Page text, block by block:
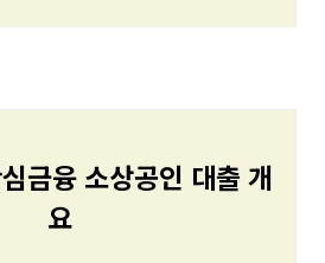
금융 소상공인 대출 개
요